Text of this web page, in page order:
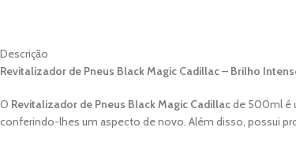
Descrição
Revitalizador de Pneus Black Magic Cadillac – Brilho
O Revitalizador de Pneus Black Magic Cadillacde 500ml é
conferindo-lhes um aspecto de novo. Além disso, possui